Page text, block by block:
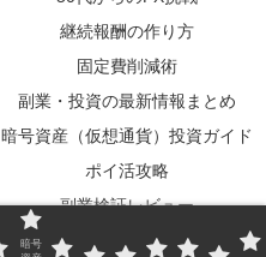
継続報酬の作り方
固定費削減術
副業・投資の最新情報まとめ
暗号資産（仮想通貨）投資ガイド
ポイ活攻略
副業検証レビュー
サイトマップ
暗号